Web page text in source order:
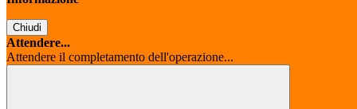
Chiudi
Attendere...
Attendere il completamento dell'operazione...